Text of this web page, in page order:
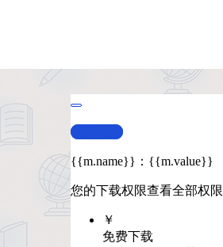
查看演示
{{m.name}} ： {{m.value}}
您的下载权限查看全部权限
￥
免费下载